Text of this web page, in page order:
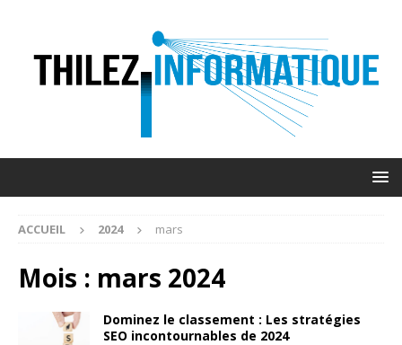
ACCUEIL 2024 mars
Mois : mars 2024
Dominez le classement : Les stratégies
SEO incontournables de 2024